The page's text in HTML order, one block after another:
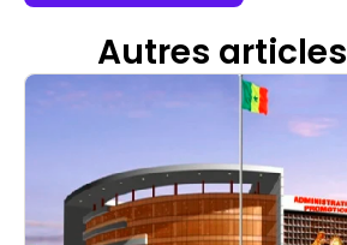
Autres articles